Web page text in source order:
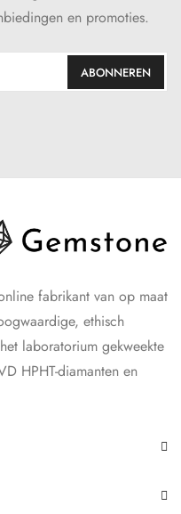
en promoties.
fabrikant van op maat
ethisch
laboratorium gekweekte
HPHT-diamanten en